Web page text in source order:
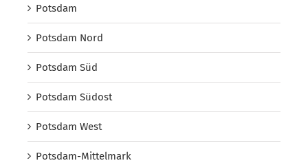
Potsdam
Potsdam Nord
Potsdam Süd
Potsdam Südost
Potsdam West
Potsdam-Mittelmark